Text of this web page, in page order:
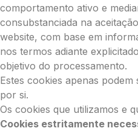
comportamento ativo e
consubstanciada na
website, com base em
nos termos adiante
objetivo do processamento.
Estes cookies apenas
por si.
Os cookies que utilizamos e
Cookies estritamente